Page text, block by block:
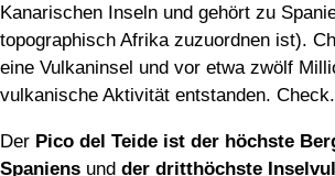
Kanarischen Inseln und gehört zu
topographisch Afrika zuzuordnen ist).
eine Vulkaninsel und vor etwa zwölf
vulkanische Aktivität entstanden. Check.
Der Pico del Teide ist der höchste
Spaniens und der dritthöchste